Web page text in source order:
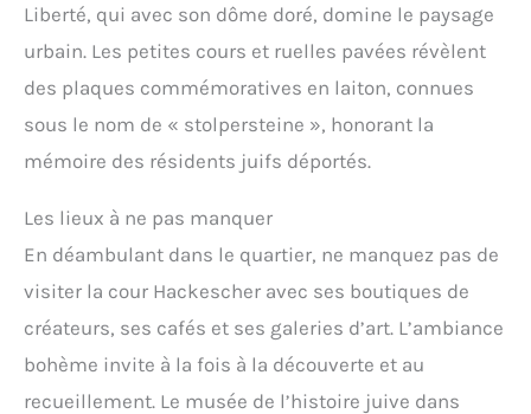
Liberté, qui avec son dôme doré, domine le paysage
urbain. Les petites cours et ruelles pavées révèlent
des plaques commémoratives en laiton, connues
sous le nom de « stolpersteine », honorant la
mémoire des résidents juifs déportés.
Les lieux à ne pas manquer
En déambulant dans le quartier, ne manquez pas de
visiter la cour Hackescher avec ses boutiques de
créateurs, ses cafés et ses galeries d’art. L’ambiance
bohème invite à la fois à la découverte et au
recueillement. Le musée de l’histoire juive dans